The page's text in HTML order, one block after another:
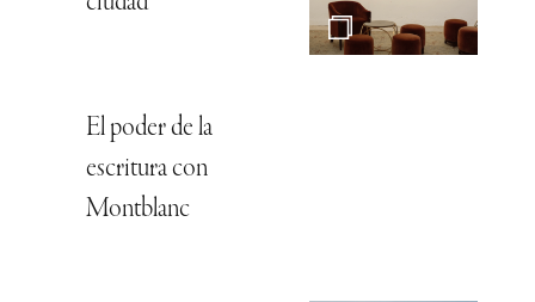
El poder de la
escritura con
Montblanc